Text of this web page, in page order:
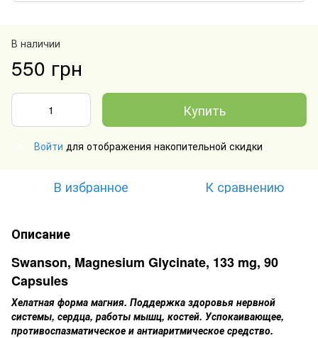
В наличии
550 грн
Купить
Войти для отображения накопительной скидки
В избранное К сравнению
Описание
Swanson, Magnesium Glycinate, 133 mg, 90
Capsules
Хелатная форма магния. Поддержка здоровья нервной
системы, сердца, работы мышц, костей. Успокаивающее,
противоспазматическое и антиаритмическое средство.